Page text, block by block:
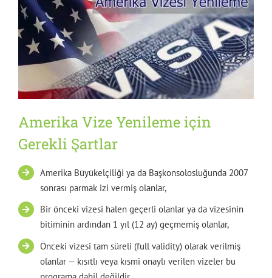
Amerika Vize Yenileme için
Gerekli Şartlar
Amerika Büyükelçiliği ya da Başkonsolosluğunda 2007
sonrası parmak izi vermiş olanlar,
Bir önceki vizesi halen geçerli olanlar ya da vizesinin
bitiminin ardından 1 yıl (12 ay) geçmemiş olanlar,
Önceki vizesi tam süreli (full validity) olarak verilmiş
olanlar — kısıtlı veya kısmi onaylı verilen vizeler bu